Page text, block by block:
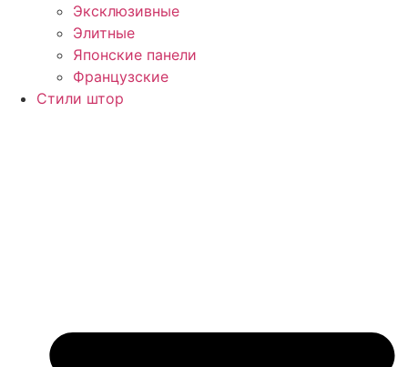
Эксклюзивные
Элитные
Японские панели
Французские
Стили штор